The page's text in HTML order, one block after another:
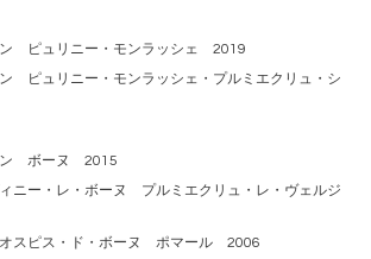
ン ピュリニー・モンラッシェ 2019
ピュリニー・モンラッシェ・プルミエクリュ・シ
ン ボーヌ 2015
ニー・レ・ボーヌ プルミエクリュ・レ・ヴェルジ
スピス・ド・ボーヌ ポマール 2006